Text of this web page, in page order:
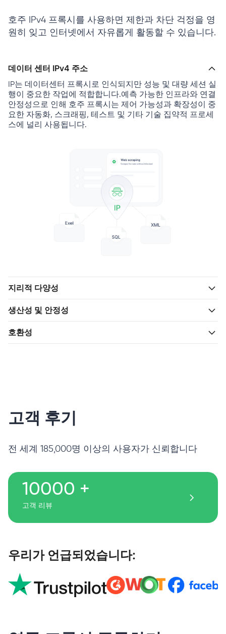
호주 IPv4 프록시를 사용하면 제한과 차단 걱정을 영
원히 잊고 인터넷에서 자유롭게 활동할 수 있습니다.
데이터 센터 IPv4 주소
IP는 데이터센터 프록시로 인식되지만 성능 및 대량 세션 실
행이 중요한 작업에 적합합니다.예측 가능한 인프라와 연결
안정성으로 인해 호주 프록시는 제어 가능성과 확장성이 중
요한 자동화, 스크래핑, 테스트 및 기타 기술 집약적 프로세
스에 널리 사용됩니다.
지리적 다양성
생산성 및 안정성
호환성
고객 후기
전 세계 185,000명 이상의 사용자가 신뢰합니다
10000 +
고객 리뷰
우리가 언급되었습니다: